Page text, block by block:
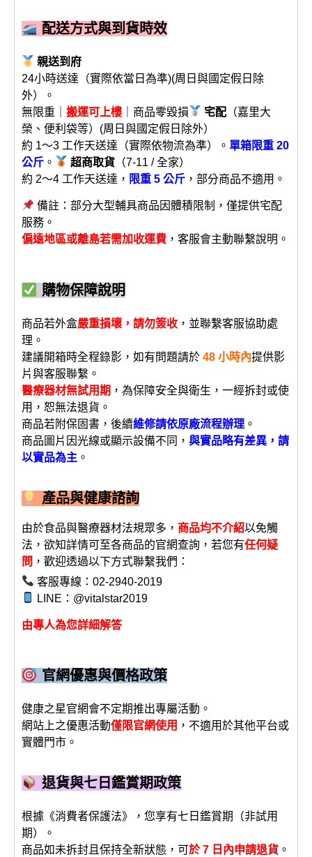
配送方式與到貨時效
親送到府
24小時送達（實際依當日為準)(周日與國定假日除
外）。
無限重｜ 搬運可上樓 ｜商品零毀損 宅配 （嘉里大
榮、便利袋等）(周日與國定假日除外）
約 1～3 工作天送達（實際依物流為準）。 單箱限重 20
公斤 。 超商取貨 （7-11 / 全家）
約 2～4 工作天送達， 限重 5 公斤 ，部分商品不適用。
備註：部分大型輔具商品因體積限制，僅提供宅配
服務。
偏遠地區或離島若需加收運費 ，客服會主動聯繫說明。
購物保障說明
商品若外盒嚴重損壞，請勿簽收 ，並聯繫客服協助處
理。
建議開箱時全程錄影，如有問題請於 48 小時內提供影
片與客服聯繫。
醫療器材無試用期 ，為保障安全與衛生，一經拆封或使
用，恕無法退貨。
商品若附保固書，後續維修請依原廠流程辦理 。
商品圖片因光線或顯示設備不同， 與實品略有差異，請
以實品為主 。
產品與健康諮詢
由於食品與醫療器材法規眾多， 商品均不介紹以免觸
法，欲知詳情可至各商品的官網查詢，若您有任何疑
問 ，歡迎透過以下方式聯繫我們：
客服專線：02-2940-2019
LINE：@vitalstar2019
由專人為您詳細解答
官網優惠與價格政策
健康之星官網會不定期推出專屬活動。
網站上之優惠活動僅限官網使用 ，不適用於其他平台或
實體門市。
退貨與七日鑑賞期政策
根據《消費者保護法》，您享有七日鑑賞期（非試用
期）。
商品如未拆封且保持全新狀態，可於 7 日內申請退貨 。